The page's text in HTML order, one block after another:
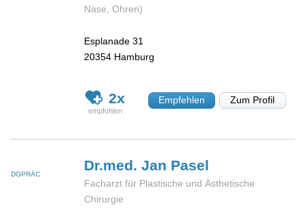
Nase, Ohren)
Esplanade 31
20354 Hamburg
2x Empfehlen Zum Profil
DGPRÄC
Dr.med. Jan Pasel
Facharzt für Plastische und Ästhetische
Chirurgie